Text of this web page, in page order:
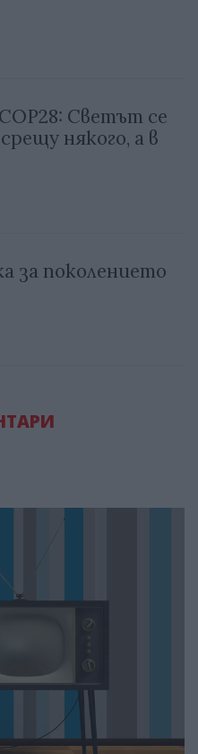
Светът се
някого, а в
за поколението